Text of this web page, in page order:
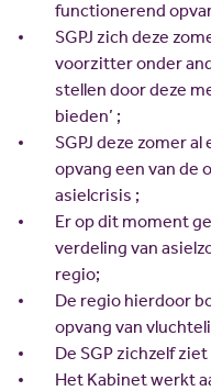
Scholing
Nieuw politiek talent
Gastlessen
Activiteitenkalender
JV Pakket
Commissies
Partners
ANBI
functionerend
SGPJ zich deze
voorzitter onder
stellen door deze
bieden’ ;
SGPJ deze zomer
opvang een van de
asielcrisis ;
Er op dit moment
verdeling van
regio;
De regio hierdoor
opvang van
De SGP zichzelf
Het Kabinet werkt